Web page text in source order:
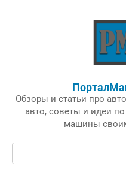
Обзоры и статьи про
авто, советы и идеи
машины
Поиск: